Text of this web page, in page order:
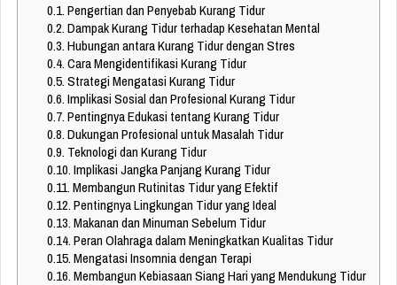
0.1.Pengertian dan Penyebab Kurang Tidur
0.2.Dampak Kurang Tidur terhadap Kesehatan Mental
0.3.Hubungan antara Kurang Tidur dengan Stres
0.4.Cara Mengidentifikasi Kurang Tidur
0.5.Strategi Mengatasi Kurang Tidur
0.6.Implikasi Sosial dan Profesional Kurang Tidur
0.7.Pentingnya Edukasi tentang Kurang Tidur
0.8.Dukungan Profesional untuk Masalah Tidur
0.9. Teknologi dan Kurang Tidur
0.10.Implikasi Jangka Panjang Kurang Tidur
0.11.Membangun Rutinitas Tidur yang Efektif
0.12.Pentingnya Lingkungan Tidur yang Ideal
0.13.Makanan dan Minuman Sebelum Tidur
0.14.Peran Olahraga dalam Meningkatkan Kualitas Tidur
0.15.Mengatasi Insomnia dengan Terapi
0.16.Membangun Kebiasaan Siang Hari yang Mendukung Tidur